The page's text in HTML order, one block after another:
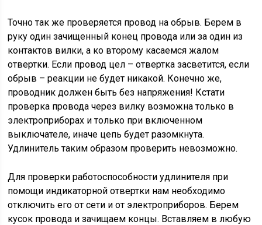
Точно так же проверяется провод на обрыв. Берем в
руку один зачищенный конец провода или за один из
контактов вилки, а ко второму касаемся жалом
отвертки. Если провод цел – отвертка засветится, если
обрыв – реакции не будет никакой. Конечно же,
проводник должен быть без напряжения! Кстати
проверка провода через вилку возможна только в
электроприборах и только при включенном
выключателе, иначе цепь будет разомкнута.
Удлинитель таким образом проверить невозможно.
Для проверки работоспособности удлинителя при
помощи индикаторной отвертки нам необходимо
отключить его от сети и от электроприборов. Берем
кусок провода и зачищаем концы. Вставляем в любую